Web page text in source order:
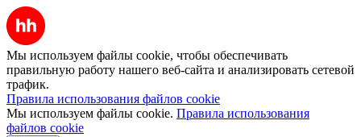
Мы используем файлы cookie, чтобы обеспечивать
правильную работу нашего веб-сайта и анализировать сетевой
трафик.
Правила использования файлов cookie
Мы используем файлы cookie. Правила использования
файлов cookie